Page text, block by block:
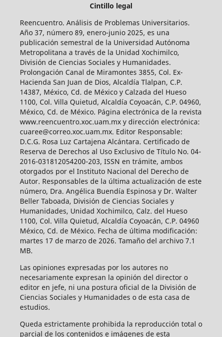
Cintillo legal
Reencuentro. Análisis de Problemas Universitarios.
Año 37, número 89, enero-junio 2025, es una
publicación semestral de la Universidad Autónoma
Metropolitana a través de la Unidad Xochimilco,
División de Ciencias Sociales y Humanidades.
Prolongación Canal de Miramontes 3855, Col. Ex-
Hacienda San Juan de Dios, Alcaldía Tlalpan, C.P.
14387, México, Cd. de México y Calzada del Hueso
1100, Col. Villa Quietud, Alcaldía Coyoacán, C.P. 04960,
México, Cd. de México. Página electrónica de la revista
www.reencuentro.xoc.uam.mx y dirección electrónica:
cuaree@correo.xoc.uam.mx. Editor Responsable:
D.C.G. Rosa Luz Cartajena Alcántara. Certificado de
Reserva de Derechos al Uso Exclusivo de Título No. 04-
2016-031812054200-203, ISSN en trámite, ambos
otorgados por el Instituto Nacional del Derecho de
Autor. Responsables de la última actualización de este
número, Dra. Angélica Buendía Espinosa y Dr. Walter
Beller Taboada, División de Ciencias Sociales y
Humanidades, Unidad Xochimilco, Calz. del Hueso
1100, Col. Villa Quietud, Alcaldía Coyoacán, C.P. 04960
México, Cd. de México. Fecha de última modificación:
martes 17 de marzo de 2026. Tamaño del archivo 7.1
MB.
Las opiniones expresadas por los autores no
necesariamente expresan la opinión del director o
editor en jefe, ni una postura oficial de la División de
Ciencias Sociales y Humanidades o de esta casa de
estudios.
Queda estrictamente prohibida la reproducción total o
parcial de los contenidos e imágenes de esta